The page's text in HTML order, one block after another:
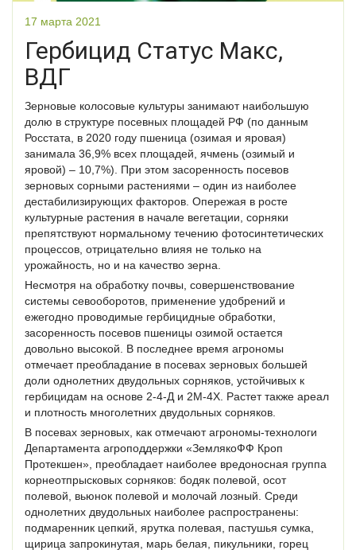
17 марта 2021
Гербицид Статус Макс,
ВДГ
Зерновые колосовые культуры занимают наибольшую
долю в структуре посевных площадей РФ (по данным
Росстата, в 2020 году пшеница (озимая и яровая)
занимала 36,9% всех площадей, ячмень (озимый и
яровой) – 10,7%). При этом засоренность посевов
зерновых сорными растениями – один из наиболее
дестабилизирующих факторов. Опережая в росте
культурные растения в начале вегетации, сорняки
препятствуют нормальному течению фотосинтетических
процессов, отрицательно влияя не только на
урожайность, но и на качество зерна.
Несмотря на обработку почвы, совершенствование
системы севооборотов, применение удобрений и
ежегодно проводимые гербицидные обработки,
засоренность посевов пшеницы озимой остается
довольно высокой. В последнее время агрономы
отмечает преобладание в посевах зерновых большей
доли однолетних двудольных сорняков, устойчивых к
гербицидам на основе 2-4-Д и 2М-4Х. Растет также ареал
и плотность многолетних двудольных сорняков.
В посевах зерновых, как отмечают агрономы-технологи
Департамента агроподдержки «ЗемлякоФФ Кроп
Протекшен», преобладает наиболее вредоносная группа
корнеотпрысковых сорняков: бодяк полевой, осот
полевой, вьюнок полевой и молочай лозный. Среди
однолетних двудольных наиболее распространены:
подмаренник цепкий, ярутка полевая, пастушья сумка,
щирица запрокинутая, марь белая, пикульники, горец